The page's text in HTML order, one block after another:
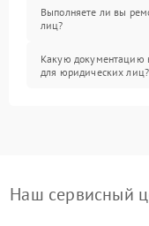
Выполняете ли вы
лиц?
Какую документацию
для юридических лиц?
Наш сервисный